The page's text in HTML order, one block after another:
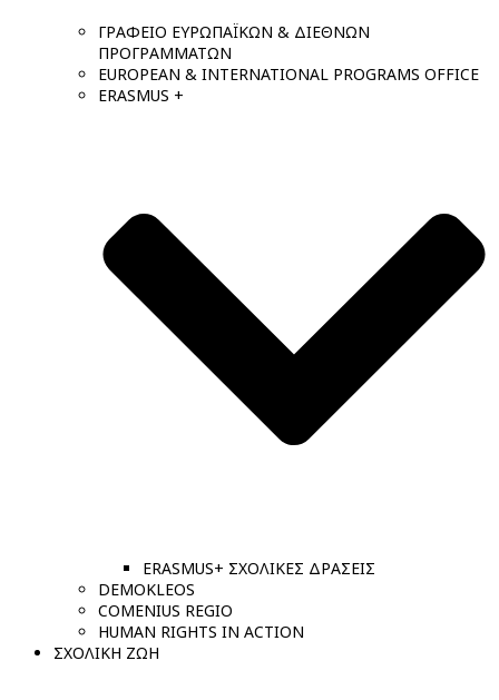
ΓΡΑΦΕΙΟ ΕΥΡΩΠΑΪΚΩΝ & ΔΙΕΘΝΩΝ
ΠΡΟΓΡΑΜΜΑΤΩΝ
EUROPEAN & INTERNATIONAL PROGRAMS OFFICE
ERASMUS +
ERASMUS+ ΣΧΟΛΙΚΕΣ ΔΡΑΣΕΙΣ
DEMOKLEOS
COMENIUS REGIO
HUMAN RIGHTS IN ACTION
ΣΧΟΛΙΚΗ ΖΩΗ